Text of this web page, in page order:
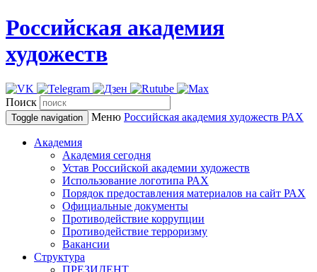
Российская академия
художеств
Поиск
Toggle navigation Меню Российская академия художеств РАХ
Академия
Академия сегодня
Устав Российской академии художеств
Использование логотипа РАХ
Порядок предоставления материалов на сайт РАХ
Официальные документы
Противодействие коррупции
Противодействие терроризму
Вакансии
Структура
ПРЕЗИДЕНТ